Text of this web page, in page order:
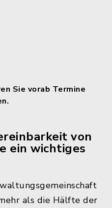
Sie vorab Termine
von
ein wichtiges
als die Hälfte der